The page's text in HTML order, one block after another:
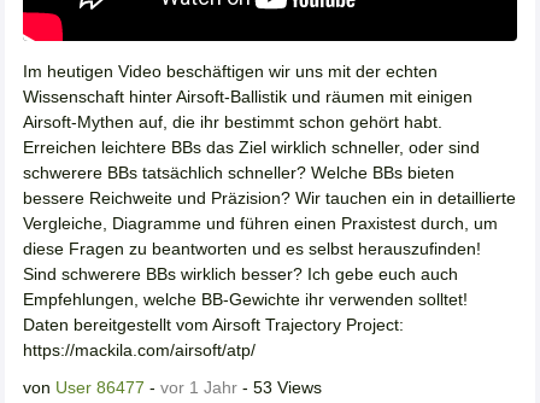
Im heutigen Video beschäftigen wir uns mit der echten
Wissenschaft hinter Airsoft-Ballistik und räumen mit einigen
Airsoft-Mythen auf, die ihr bestimmt schon gehört habt.
Erreichen leichtere BBs das Ziel wirklich schneller, oder sind
schwerere BBs tatsächlich schneller? Welche BBs bieten
bessere Reichweite und Präzision? Wir tauchen ein in detaillierte
Vergleiche, Diagramme und führen einen Praxistest durch, um
diese Fragen zu beantworten und es selbst herauszufinden!
Sind schwerere BBs wirklich besser? Ich gebe euch auch
Empfehlungen, welche BB-Gewichte ihr verwenden solltet!
Daten bereitgestellt vom Airsoft Trajectory Project:
https://mackila.com/airsoft/atp/
von User 86477 - vor 1 Jahr - 53 Views